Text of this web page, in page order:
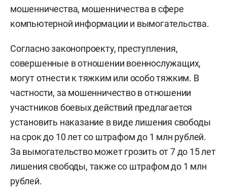
мошенничества, мошенничества в сфере
компьютерной информации и вымогательства.
Согласно законопроекту, преступления,
совершенные в отношении военнослужащих,
могут отнести к тяжким или особо тяжким. В
частности, за мошенничество в отношении
участников боевых действий предлагается
установить наказание в виде лишения свободы
на срок до 10 лет со штрафом до 1 млн рублей.
За вымогательство может грозить от 7 до 15 лет
лишения свободы, также со штрафом до 1 млн
рублей.